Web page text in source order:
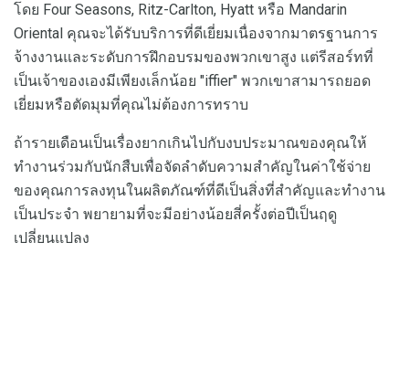
โดย Four Seasons, Ritz-Carlton, Hyatt หรือ Mandarin
Oriental คุณจะได้รับบริการที่ดีเยี่ยมเนื่องจากมาตรฐานการ
จ้างงานและระดับการฝึกอบรมของพวกเขาสูง แต่รีสอร์ทที่
เป็นเจ้าของเองมีเพียงเล็กน้อย "iffier" พวกเขาสามารถยอด
เยี่ยมหรือตัดมุมที่คุณไม่ต้องการทราบ
ถ้ารายเดือนเป็นเรื่องยากเกินไปกับงบประมาณของคุณให้
ทำงานร่วมกับนักสืบเพื่อจัดลำดับความสำคัญในค่าใช้จ่าย
ของคุณการลงทุนในผลิตภัณฑ์ที่ดีเป็นสิ่งที่สำคัญและทำงาน
เป็นประจำ พยายามที่จะมีอย่างน้อยสี่ครั้งต่อปีเป็นฤดู
เปลี่ยนแปลง